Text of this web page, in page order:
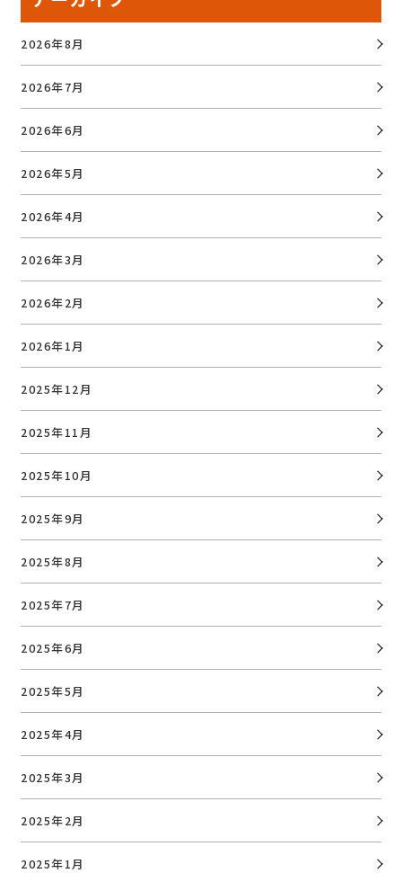
2026年8月
2026年7月
2026年6月
2026年5月
2026年4月
2026年3月
2026年2月
2026年1月
2025年12月
2025年11月
2025年10月
2025年9月
2025年8月
2025年7月
2025年6月
2025年5月
2025年4月
2025年3月
2025年2月
2025年1月